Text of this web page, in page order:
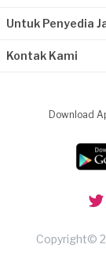
Untuk Penyedia
Kontak Kami
Download
Copyright©